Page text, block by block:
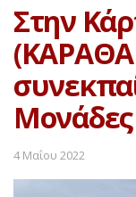
Στην
Μονάδες
4 Μαΐου 2022